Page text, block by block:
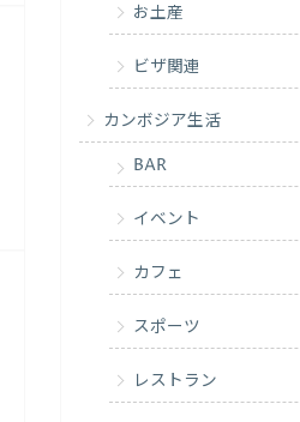
お土産
ビザ関連
カンボジア生活
BAR
イベント
カフェ
スポーツ
レストラン